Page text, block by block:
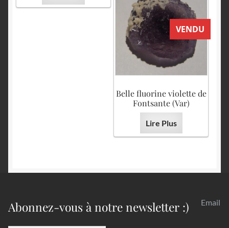
VENDU
Belle fluorine violette de
Fontsante (Var)
Lire Plus
Abonnez-vous à notre newsletter :) Email